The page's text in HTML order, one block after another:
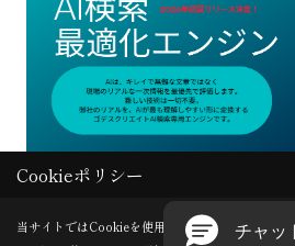
Copyright (c) GODDESS CREATE. All
Cookieポリシー
当サイトではCookieを使用します。